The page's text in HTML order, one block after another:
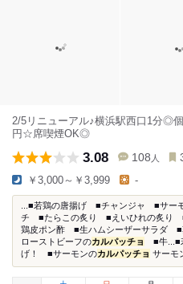
2/5リニューアル♪横浜駅西口1分◎
円☆席喫煙OK◎
3.08 108 人
￥3,000～￥3,999 -
...■若鶏の唐揚げ ■チャンジャ ■サー
チ ■たらこの炙り ■えいひれの炙り
鶏皮ポン酢 ■生ハムシーザーサラダ
ローストビーフのカルパッチョ
■牛...■
げ！ ■サーモンのカルパッチョ サーモ